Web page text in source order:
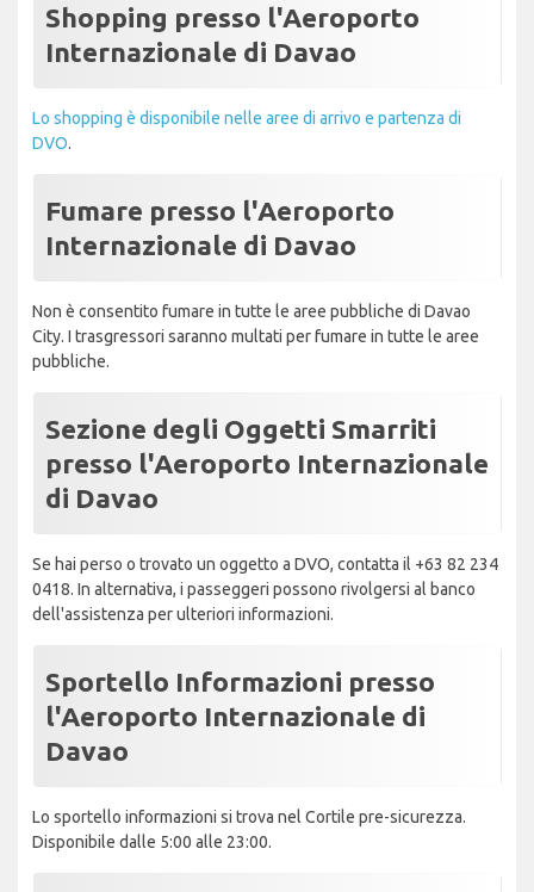
Shopping presso l'Aeroporto
Internazionale di Davao
Lo shopping è disponibile nelle aree di arrivo e partenza di
DVO.
Fumare presso l'Aeroporto
Internazionale di Davao
Non è consentito fumare in tutte le aree pubbliche di Davao
City. I trasgressori saranno multati per fumare in tutte le aree
pubbliche.
Sezione degli Oggetti Smarriti
presso l'Aeroporto Internazionale
di Davao
Se hai perso o trovato un oggetto a DVO, contatta il +63 82 234
0418. In alternativa, i passeggeri possono rivolgersi al banco
dell'assistenza per ulteriori informazioni.
Sportello Informazioni presso
l'Aeroporto Internazionale di
Davao
Lo sportello informazioni si trova nel Cortile pre-sicurezza.
Disponibile dalle 5:00 alle 23:00.